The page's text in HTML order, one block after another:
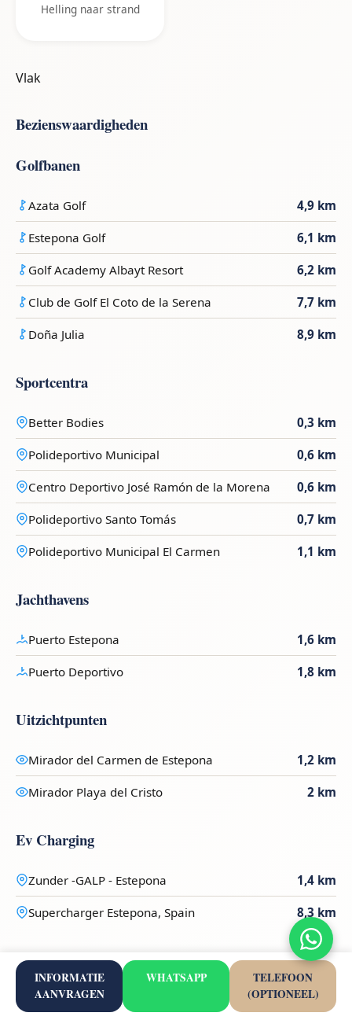
Helling naar strand
Vlak
Bezienswaardigheden
Golfbanen
Azata Golf 4,9 km
Estepona Golf 6,1 km
Golf Academy Albayt Resort 6,2 km
Club de Golf El Coto de la Serena 7,7 km
Doña Julia 8,9 km
Sportcentra
Better Bodies 0,3 km
Polideportivo Municipal 0,6 km
Centro Deportivo José Ramón de la Morena 0,6 km
Polideportivo Santo Tomás 0,7 km
Polideportivo Municipal El Carmen 1,1 km
Jachthavens
Puerto Estepona 1,6 km
Puerto Deportivo 1,8 km
Uitzichtpunten
Mirador del Carmen de Estepona 1,2 km
Mirador Playa del Cristo 2 km
Ev Charging
Zunder -GALP - Estepona 1,4 km
Supercharger Estepona, Spain 8,3 km
Stranden
La Rada 0,8 km
INFORMATIE
AANVRAGEN
WHATSAPP
TELEFOON
(OPTIONEEL)